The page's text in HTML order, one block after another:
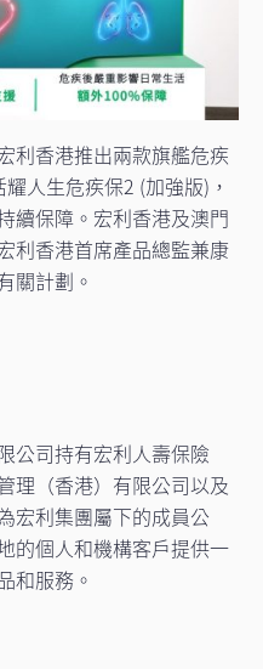
利香港推出兩款旗艦危疾
人生危疾保2 (加強版)，
續保障。宏利香港及澳門
利香港首席產品總監兼康
關計劃。
公司持有宏利人壽保險
理（香港）有限公司以及
宏利集團屬下的成員公
的個人和機構客戶提供一
和服務。